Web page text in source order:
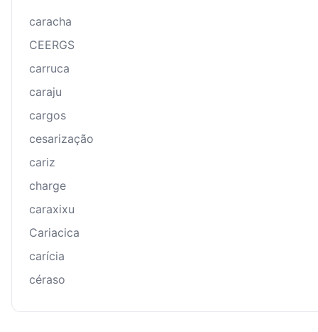
caracha
CEERGS
carruca
caraju
cargos
cesarização
cariz
charge
caraxixu
Cariacica
carícia
céraso